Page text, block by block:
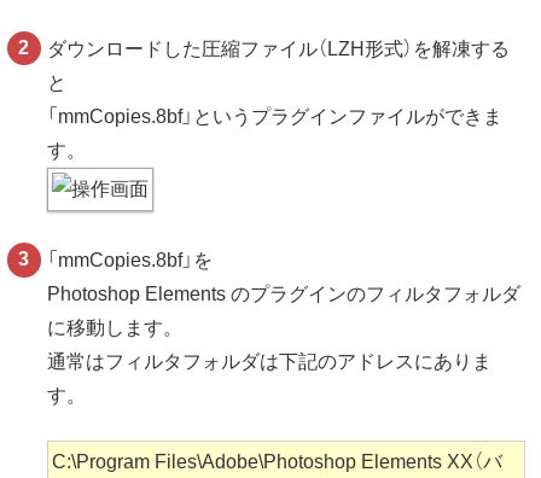
ダウンロードした圧縮ファイル（LZH形式）を解凍する
と
「mmCopies.8bf」というプラグインファイルができま
す。
「mmCopies.8bf」を
Photoshop Elements のプラグインのフィルタフォルダ
に移動します。
通常はフィルタフォルダは下記のアドレスにありま
す。
C:\Program Files\Adobe\Photoshop Elements XX（バ